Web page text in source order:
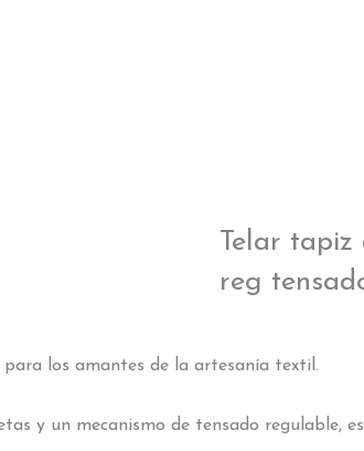
Telar
reg
los amantes de la artesanía textil.
y un mecanismo de tensado